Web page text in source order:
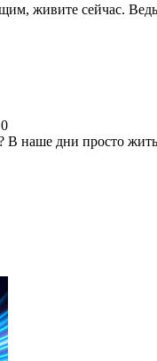
живите сейчас. Ведь
В наше дни просто